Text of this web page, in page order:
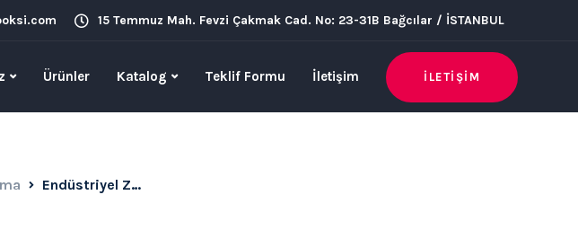
15 Temmuz Mah. Fevzi Çakmak Cad. No: 23-31B Bağcılar / İSTANBUL
Ürünler Katalog Teklif Formu İletişim İLETIŞIM
Endüstriyel Zemin Kaplama Uygulamaları